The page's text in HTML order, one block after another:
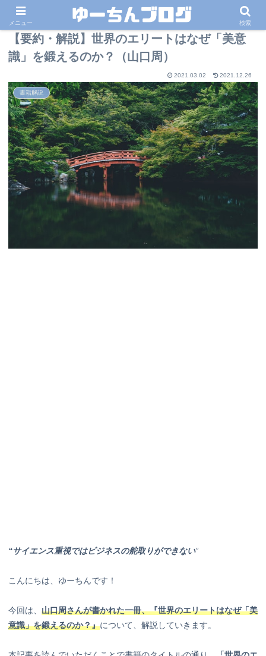
【要約・解説】世界のエリートはなぜ「美意
識」を鍛えるのか？（山口周）
2021.03.02 2021.12.26
書籍解説
“サイエンス重視ではビジネスの舵取りができない”
こんにちは、ゆーちんです！
今回は、 山口周さんが書かれた一冊、『世界のエリートはなぜ「美
意識」を鍛えるのか？』について、解説していきます。
メニュー 検索